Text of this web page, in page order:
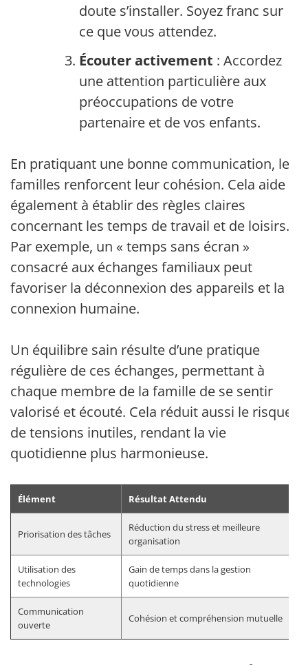
doute s’installer. Soyez franc sur
ce que vous attendez.
Écouter activement : Accordez
une attention particulière aux
préoccupations de votre
partenaire et de vos enfants.
En pratiquant une bonne communication, les
familles renforcent leur cohésion. Cela aide
également à établir des règles claires
concernant les temps de travail et de loisirs.
Par exemple, un « temps sans écran »
consacré aux échanges familiaux peut
favoriser la déconnexion des appareils et la
connexion humaine.
Un équilibre sain résulte d’une pratique
régulière de ces échanges, permettant à
chaque membre de la famille de se sentir
valorisé et écouté. Cela réduit aussi le risque
de tensions inutiles, rendant la vie
quotidienne plus harmonieuse.
Élément Résultat Attendu
Priorisation des tâches
Réduction du stress et meilleure
organisation
Utilisation des
technologies
Gain de temps dans la gestion
quotidienne
Communication
ouverte
Cohésion et compréhension mutuelle